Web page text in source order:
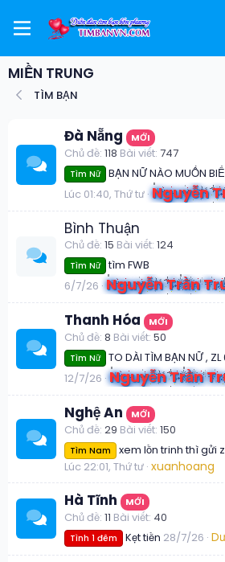
MIỀN TRUNG
TÌM BẠN
Đà Nẵng MỚI
Chủ đề 118 Bài viết 747
Tìm Nữ
BẠN NỮ NÀO MUỐN BIẾT CẢM GIÁC LỔ LỒN NỨNG ĐẾN CHẢY NƯỚC LÊNH LÁNG, 2
Lúc 01:40, Thứ tư Nguyễn
Bình Thuận
Chủ đề 15 Bài viết 124
Tìm Nữ
tìm FWB
6/7/26 Nguyễn Trần
Thanh Hóa MỚI
Chủ đề 8 Bài viết 50
Tìm Nữ
TO DÀI TÌM BẠN NỮ ,
12/7/26 Nguyễn Trần
Nghệ An MỚI
Chủ đề 29 Bài viết 150
Tìm Nam
xem lồn trinh thì gửi
Lúc 22:01, Thứ tư xuanhoang
Hà Tĩnh MỚI
Chủ đề 11 Bài viết 40
Tình 1 đêm Kẹt tiền 28/7/26